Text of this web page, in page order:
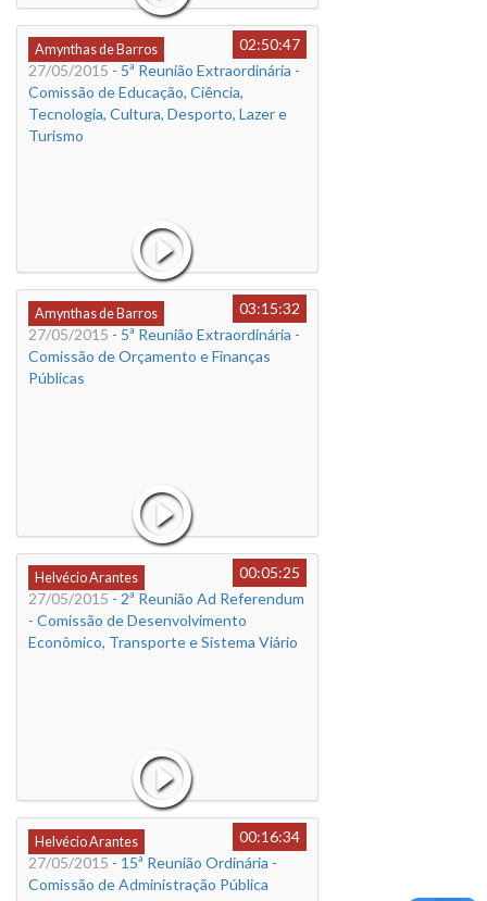
Amynthas de Barros
02:50:47
27/05/2015 - 5ª Reunião Extraordinária -
Comissão de Educação, Ciência,
Tecnologia, Cultura, Desporto, Lazer e
Turismo
Amynthas de Barros
03:15:32
27/05/2015 - 5ª Reunião Extraordinária -
Comissão de Orçamento e Finanças
Públicas
Helvécio Arantes
00:05:25
27/05/2015 - 2ª Reunião Ad Referendum
- Comissão de Desenvolvimento
Econômico, Transporte e Sistema Viário
Helvécio Arantes
00:16:34
27/05/2015 - 15ª Reunião Ordinária -
Comissão de Administração Pública